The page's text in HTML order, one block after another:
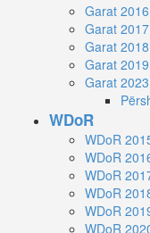
Garat 2016
Garat 2017
Garat 2018
Garat 2019
Garat 2023
WDoR
WDoR
WDoR
WDoR
WDoR
WDoR
WDoR